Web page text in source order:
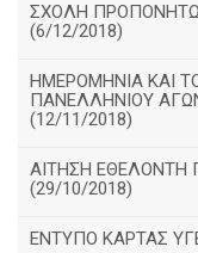
ΣΧΟΛΗ
(6/12/2018)
ΗΜΕΡΟΜΗΝΙΑ ΚΑΙ
ΠΑΝΕΛΛΗΝΙΟΥ
(12/11/2018)
ΑΙΤΗΣΗ ΕΘΕΛΟΝΤΗ
(29/10/2018)
ΕΝΤΥΠΟ ΚΑΡΤΑΣ